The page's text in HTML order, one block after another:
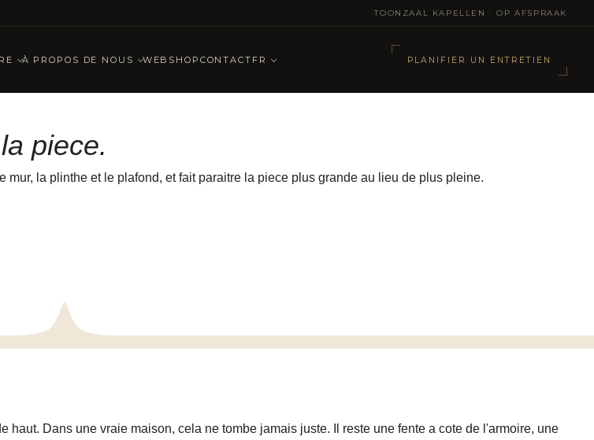
TOONZAAL KAPELLEN · OP AFSPRAAK
À PROPOS DE NOUS WEBSHOP CONTACT FR PLANIFIER UN ENTRETIEN
piece.
la plinthe et le plafond, et fait paraitre la piece plus grande au lieu de plus pleine.
Dans une vraie maison, cela ne tombe jamais juste. Il reste une fente a cote de l'armoire, une